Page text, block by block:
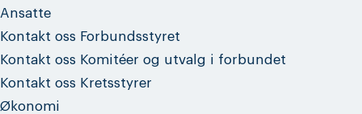
Ansatte
Kontakt oss Forbundsstyret
Kontakt oss Komitéer og utvalg i forbundet
Kontakt oss Kretsstyrer
Økonomi